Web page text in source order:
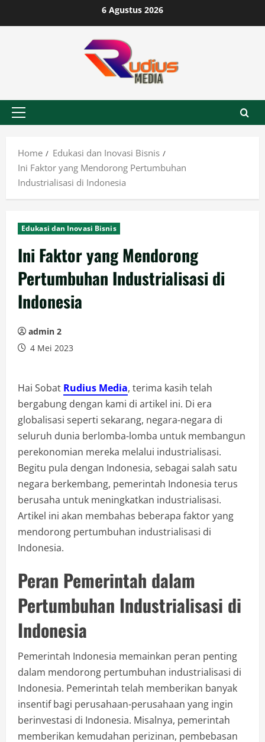
to
6 Agustus 2026
Primary
Home
Edukasi dan Inovasi Bisnis
Ini Faktor yang Mendorong Pertumbuhan
Industrialisasi di Indonesia
Edukasi dan Inovasi Bisnis
Ini Faktor yang Mendorong
Pertumbuhan Industrialisasi di
Indonesia
admin 2
4 Mei 2023
Hai Sobat Rudius Media, terima kasih telah
bergabung dengan kami di artikel ini. Di era
globalisasi seperti sekarang, negara-negara di
seluruh dunia berlomba-lomba untuk membangun
perekonomian mereka melalui industrialisasi.
Begitu pula dengan Indonesia, sebagai salah satu
negara berkembang, pemerintah Indonesia terus
berusaha untuk meningkatkan industrialisasi.
Artikel ini akan membahas beberapa faktor yang
mendorong pertumbuhan industrialisasi di
Indonesia.
Peran Pemerintah dalam
Pertumbuhan Industrialisasi di
Indonesia
Pemerintah Indonesia memainkan peran penting
dalam mendorong pertumbuhan industrialisasi di
Indonesia. Pemerintah telah memberikan banyak
insentif bagi perusahaan-perusahaan yang ingin
berinvestasi di Indonesia. Misalnya, pemerintah
memberikan kemudahan perizinan, pembebasan